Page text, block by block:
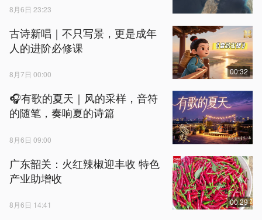
8月6日 23:23
古诗新唱｜不只写景，更是成年
人的进阶必修课
8月7日 00:00 00:32
🎧有歌的夏天｜风的采样，音符
的随笔，奏响夏的诗篇
8月6日 09:00
广东韶关：火红辣椒迎丰收 特色
产业助增收
8月6日 14:41 00:29